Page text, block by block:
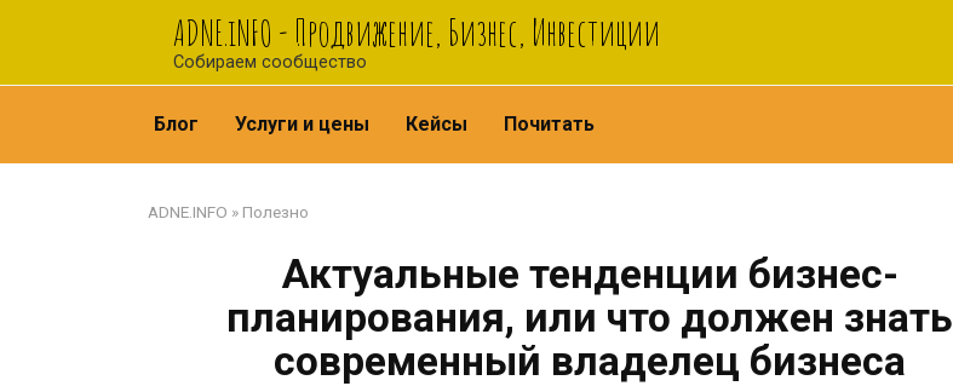
ADNE.iNFO - Продвижение, Бизнес, Инвестиции
Собираем сообщество
Блог Услуги и цены Кейсы Почитать
ADNE.INFO » Полезно
Актуальные тенденции бизнес-
планирования, или что должен знать
современный владелец бизнеса